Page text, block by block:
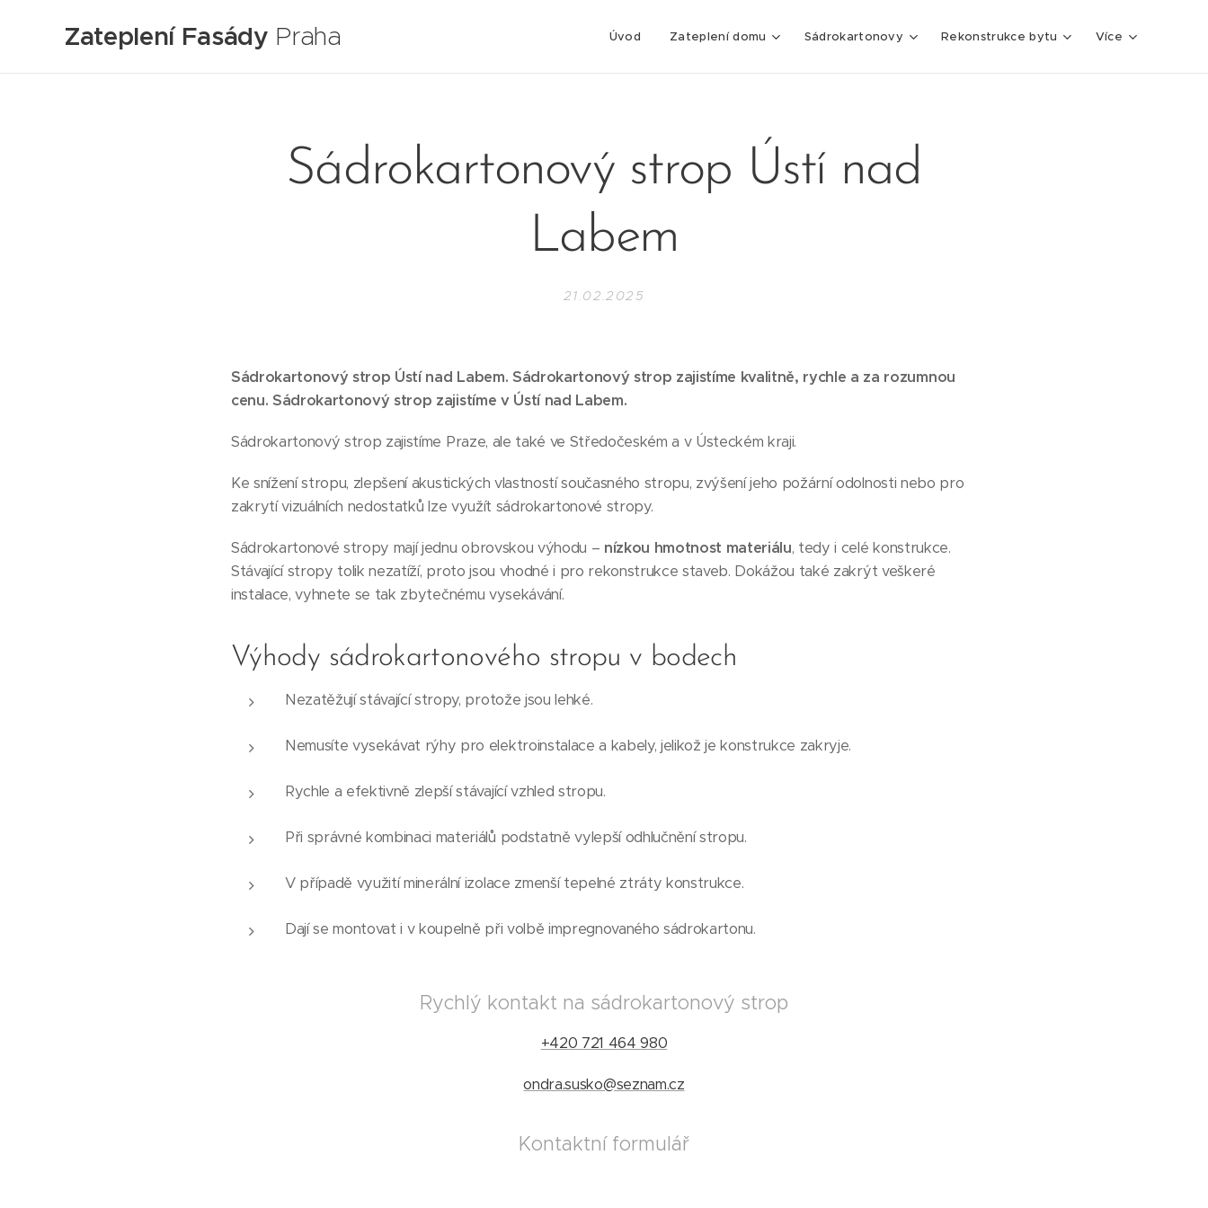
Zateplení Fasády Praha Úvod Zateplení domu Sádrokartonovy Rekonstrukce bytu Více
Sádrokartonový strop Ústí nad
Labem
21.02.2025
Sádrokartonový strop Ústí nad Labem. Sádrokartonový strop zajistíme kvalitně, rychle a za rozumnou
cenu. Sádrokartonový strop zajistíme v Ústí nad Labem.
Sádrokartonový strop zajistíme Praze, ale také ve Středočeském a v Ústeckém kraji.
Ke snížení stropu, zlepšení akustických vlastností současného stropu, zvýšení jeho požární odolnosti nebo pro
zakrytí vizuálních nedostatků lze využít sádrokartonové stropy.
Sádrokartonové stropy mají jednu obrovskou výhodu – nízkou hmotnost materiálu, tedy i celé konstrukce.
Stávající stropy tolik nezatíží, proto jsou vhodné i pro rekonstrukce staveb. Dokážou také zakrýt veškeré
instalace, vyhnete se tak zbytečnému vysekávání.
Výhody sádrokartonového stropu v bodech
Nezatěžují stávající stropy, protože jsou lehké.
Nemusíte vysekávat rýhy pro elektroinstalace a kabely, jelikož je konstrukce zakryje.
Rychle a efektivně zlepší stávající vzhled stropu.
Při správné kombinaci materiálů podstatně vylepší odhlučnění stropu.
V případě využití minerální izolace zmenší tepelné ztráty konstrukce.
Dají se montovat i v koupelně při volbě impregnovaného sádrokartonu.
Rychlý kontakt na sádrokartonový strop
+420 721 464 980
ondra.susko@seznam.cz
Kontaktní formulář